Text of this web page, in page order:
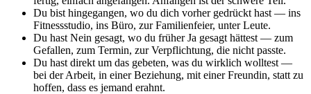
Du bist hingegangen, wo du dich vorher gedrückt hast — ins
Fitnessstudio, ins Büro, zur Familienfeier, unter Leute.
Du hast Nein gesagt, wo du früher Ja gesagt hättest — zum
Gefallen, zum Termin, zur Verpflichtung, die nicht passte.
Du hast direkt um das gebeten, was du wirklich wolltest —
bei der Arbeit, in einer Beziehung, mit einer Freundin, statt zu
hoffen, dass es jemand erahnt.